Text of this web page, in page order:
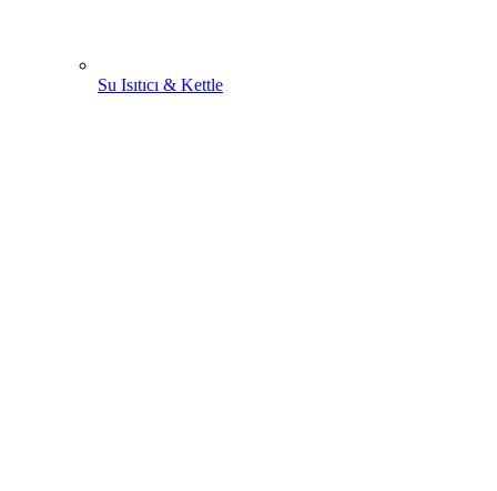
Su Isıtıcı & Kettle